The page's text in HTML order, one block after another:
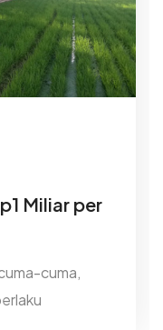
Miliar per
cuma,